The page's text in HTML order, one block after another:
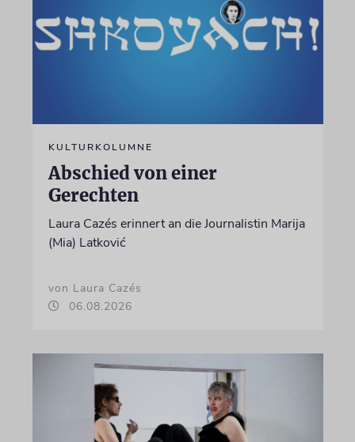
KULTURKOLUMNE
Abschied von einer
Gerechten
Laura Cazés erinnert an die Journalistin Marija
(Mia) Latković
von Laura Cazés
06.08.2026